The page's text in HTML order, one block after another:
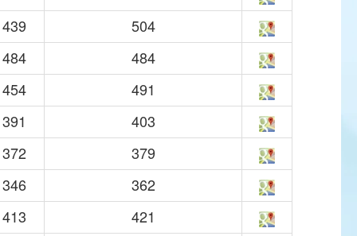
439
504
484
484
454
491
391
403
372
379
346
362
413
421